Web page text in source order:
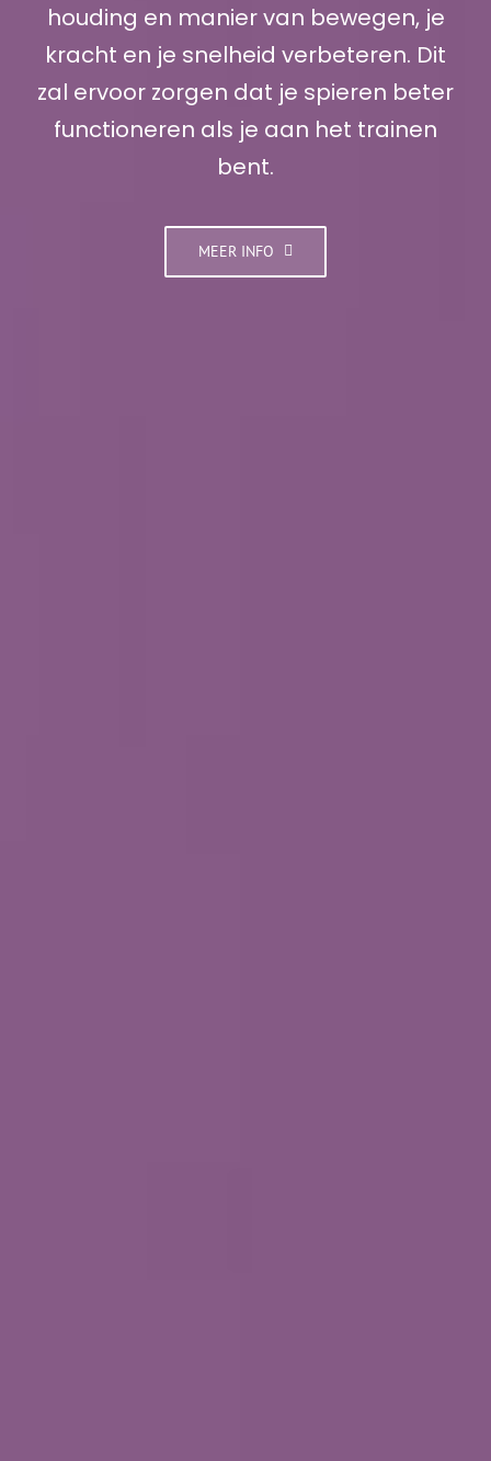
houding en manier van bewegen, je
kracht en je snelheid verbeteren. Dit
zal ervoor zorgen dat je spieren beter
functioneren als je aan het trainen
bent.
MEER INFO